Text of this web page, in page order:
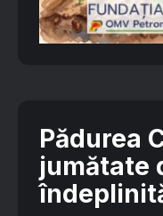
Pădurea
jumătate